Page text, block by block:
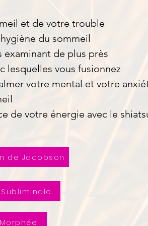
et de votre trouble
du sommeil
examinant de plus près
lesquelles vous fusionnez
votre mental et votre
de votre énergie avec le
de Jacobson